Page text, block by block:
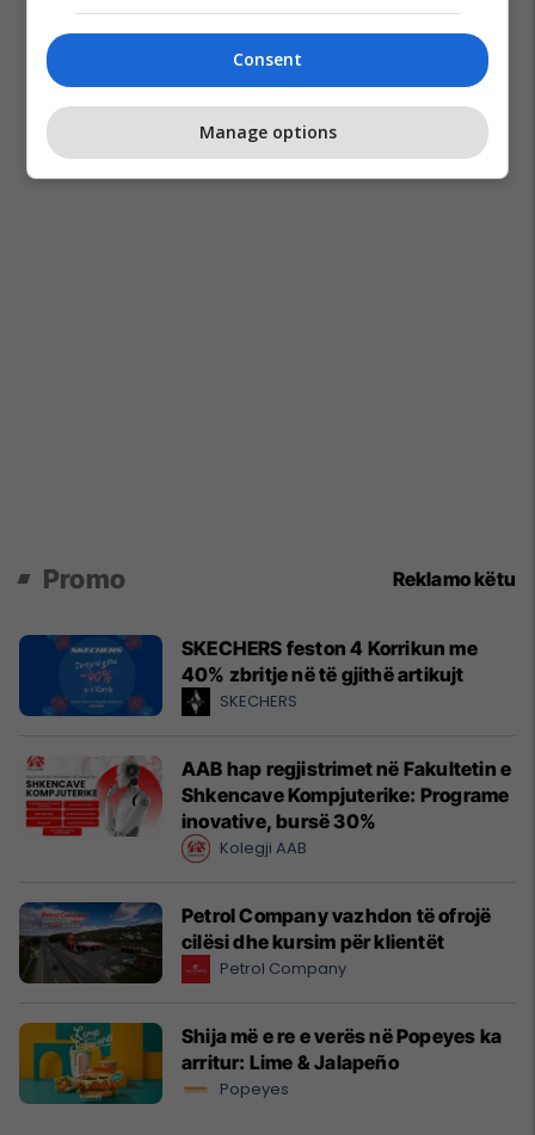
Promo Reklamo këtu
SKECHERS feston 4 Korrikun me
40% zbritje në të gjithë artikujt
SKECHERS
AAB hap regjistrimet në Fakultetin e
Shkencave Kompjuterike: Programe
inovative, bursë 30%
Kolegji AAB
Petrol Company vazhdon të ofrojë
cilësi dhe kursim për klientët
Petrol Company
Shija më e re e verës në Popeyes ka
arritur: Lime & Jalapeño
Popeyes
Consent
Manage options